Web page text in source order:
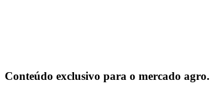
Conteúdo exclusivo para o mercado agro.